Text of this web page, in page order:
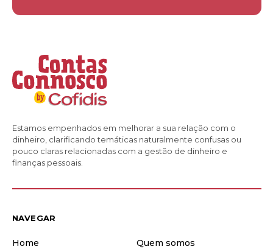
Estamos empenhados em melhorar a sua relação com o
dinheiro, clarificando temáticas naturalmente confusas ou
pouco claras relacionadas com a gestão de dinheiro e
finanças pessoais.
NAVEGAR
Home Quem somos